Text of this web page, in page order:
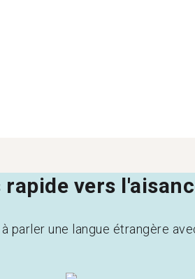
vers
une langue étrangère